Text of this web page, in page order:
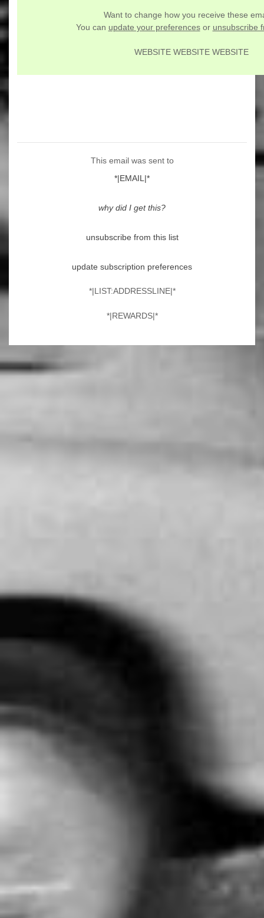
Want to change how you receive these
You can update your preferencesor unsubscribe
WEBSITE WEBSITE WEBSITE
This email was sent to
*|EMAIL|*
why did I get this?
unsubscribe from this list
update subscription preferences
*|LIST:ADDRESSLINE|*
*|REWARDS|*